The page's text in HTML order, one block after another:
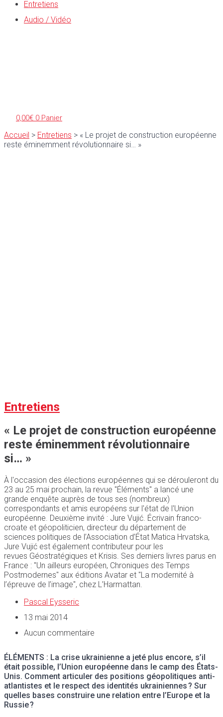
Entretiens
Audio / Vidéo
0,00€ 0 Panier
Accueil > Entretiens > « Le projet de construction européenne
reste éminemment révolutionnaire si… »
Entretiens
« Le projet de construction européenne
reste éminemment révolutionnaire
si… »
À l'occasion des élections européennes qui se dérouleront du
23 au 25 mai prochain, la revue "Éléments" a lancé une
grande enquête auprès de tous ses (nombreux)
correspondants et amis européens sur l'état de l'Union
européenne. Deuxième invité : Jure Vujić. Écrivain franco-
croate et géopoliticien, directeur du département de
sciences politiques de l’Association d’État Matica Hrvatska,
Jure Vujić est également contributeur pour les
revues Géostratégiques et Krisis. Ses derniers livres parus en
France : "Un ailleurs européen, Chroniques des Temps
Postmodernes" aux éditions Avatar et "La modernité à
l’épreuve de l’image", chez L’Harmattan.
Pascal Eysseric
13 mai 2014
Aucun commentaire
ÉLÉMENTS : La crise ukrainienne a jeté plus encore, s’il
était possible, l’Union européenne dans le camp des États-
Unis. Comment articuler des positions géopolitiques anti-
atlantistes et le respect des identités ukrainiennes ? Sur
quelles bases construire une relation entre l’Europe et la
Russie ?